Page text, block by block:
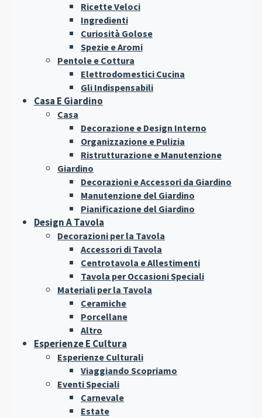
Ricette Veloci
Ingredienti
Curiosità Golose
Spezie e Aromi
Pentole e Cottura
Elettrodomestici Cucina
Gli Indispensabili
Casa E Giardino
Casa
Decorazione e Design Interno
Organizzazione e Pulizia
Ristrutturazione e Manutenzione
Giardino
Decorazioni e Accessori da Giardino
Manutenzione del Giardino
Pianificazione del Giardino
Design A Tavola
Decorazioni per la Tavola
Accessori di Tavola
Centrotavola e Allestimenti
Tavola per Occasioni Speciali
Materiali per la Tavola
Ceramiche
Porcellane
Altro
Esperienze E Cultura
Esperienze Culturali
Viaggiando Scopriamo
Eventi Speciali
Carnevale
Estate